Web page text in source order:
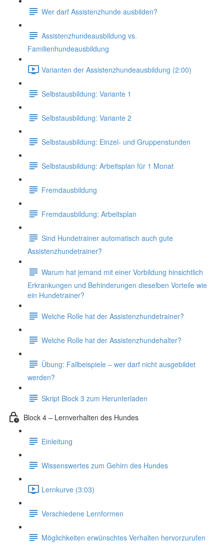
Wer darf Assistenzhunde ausbilden?
Assistenzhundeausbildung vs.
Familienhundeausbildung
Varianten der Assistenzhundeausbildung (2:00)
Selbstausbildung: Variante 1
Selbstausbildung: Variante 2
Selbstausbildung: Einzel- und Gruppenstunden
Selbstausbildung: Arbeitsplan für 1 Monat
Fremdausbildung
Fremdausbildung: Arbeitsplan
Sind Hundetrainer automatisch auch gute
Assistenzhundetrainer?
Warum hat jemand mit einer Vorbildung hinsichtlich
Erkrankungen und Behinderungen dieselben Vorteile wie
ein Hundetrainer?
Welche Rolle hat der Assistenzhundetrainer?
Welche Rolle hat der Assistenzhundehalter?
Übung: Fallbeispiele – wer darf nicht ausgebildet
werden?
Skript Block 3 zum Herunterladen
Block 4 – Lernverhalten des Hundes
Einleitung
Wissenswertes zum Gehirn des Hundes
Lernkurve (3:03)
Verschiedene Lernformen
Möglichkeiten erwünschtes Verhalten hervorzurufen